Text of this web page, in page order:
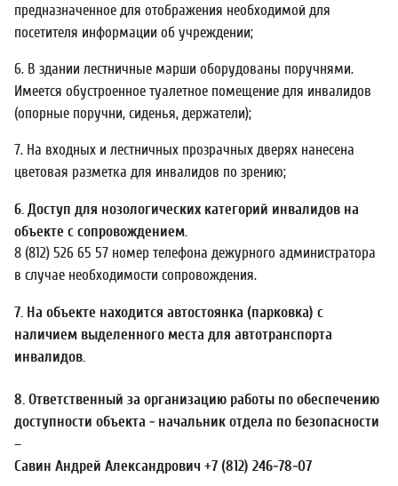
предназначенное для отображения необходимой для
посетителя информации об учреждении;
6. В здании лестничные марши оборудованы поручнями.
Имеется обустроенное туалетное помещение для инвалидов
(опорные поручни, сиденья, держатели);
7. На входных и лестничных прозрачных дверях нанесена
цветовая разметка для инвалидов по зрению;
6. Доступ для нозологических категорий инвалидов на
объекте с сопровождением.
8 (812) 526 65 57 номер телефона дежурного администратора
в случае необходимости сопровождения.
7. На объекте находится автостоянка (парковка) с
наличием выделенного места для автотранспорта
инвалидов.
8. Ответственный за организацию работы по обеспечению
доступности объекта - начальник отдела по безопасности
–
Савин Андрей Александрович +7 (812) 246-78-07